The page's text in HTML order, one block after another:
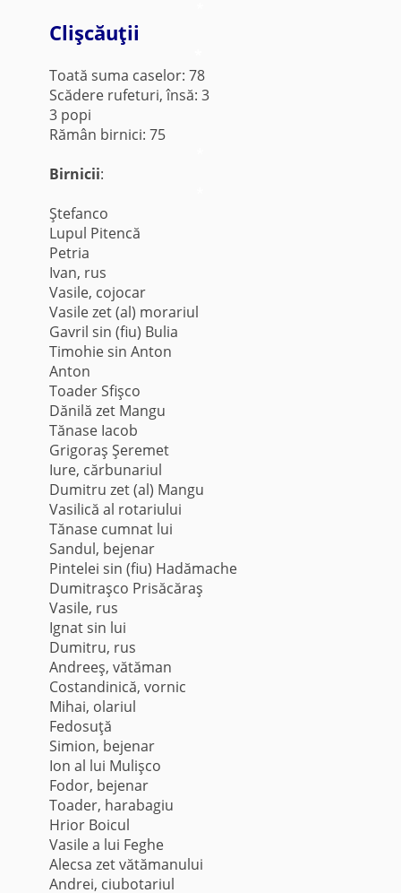
Clişcăuţii
Toată suma caselor: 78
Scădere rufeturi, însă: 3
3 popi
Rămân birnici: 75
Birnicii:
Ştefanco
Lupul Pitencă
Petria
Ivan, rus
Vasile, cojocar
Vasile zet (al) morariul
Gavril sin (fiu) Bulia
Timohie sin Anton
Anton
Toader Sfişco
Dănilă zet Mangu
Tănase Iacob
Grigoraş Şeremet
Iure, cărbunariul
Dumitru zet (al) Mangu
Vasilică al rotariului
Tănase cumnat lui
Sandul, bejenar
Pintelei sin (fiu) Hadămache
Dumitraşco Prisăcăraş
Vasile, rus
Ignat sin lui
Dumitru, rus
Andreeş, vătăman
Costandinică, vornic
Mihai, olariul
Fedosuţă
Simion, bejenar
Ion al lui Mulişco
Fodor, bejenar
Toader, harabagiu
Hrior Boicul
Vasile a lui Feghe
Alecsa zet vătămanului
Andrei, ciubotariul